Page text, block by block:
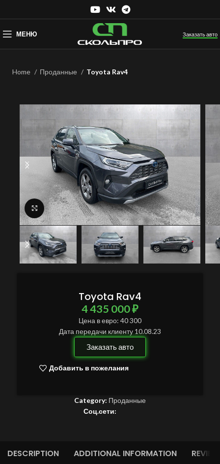
МЕНЮ Заказать авто
Home Проданные Toyota Rav4
Нажмите, чтобы увеличить
Toyota Rav4
4 435 000₽
Цена в евро: 40 300
Дата передачи клиенту 10.08.23
Заказать авто
Добавить в пожелания
Category: Проданные
Соц.сети:
DESCRIPTION ADDITIONAL INFORMATION